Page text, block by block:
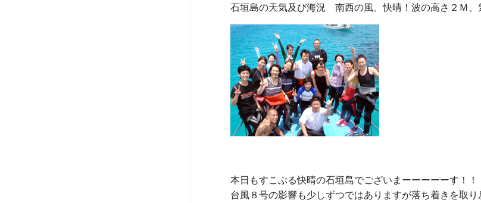
本日もすこぶる快晴の石垣島でございまーーーーーす！！
台風８号の影響も少しずつではありますが落ち着きを取り